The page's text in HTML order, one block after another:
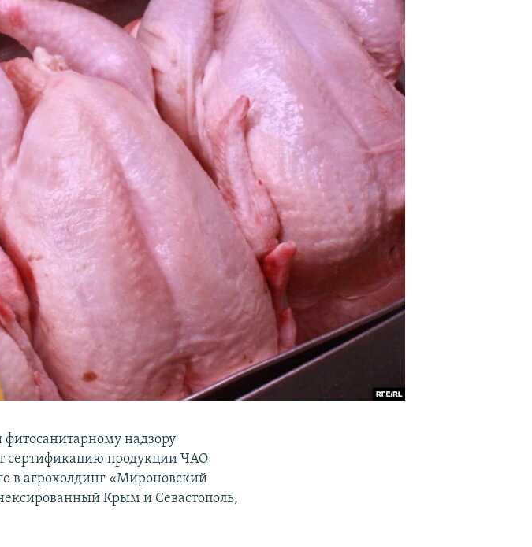
надзору
сертификацию продукции ЧАО
в агрохолдинг «Мироновский
Крым и Севастополь,